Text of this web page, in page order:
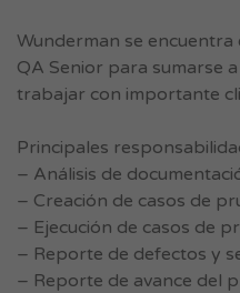
Wunderman se
QA Senior para sumarse
trabajar con importante
Principales
– Análisis de
– Creación de casos de
– Ejecución de casos de
– Reporte de defectos y
– Reporte de avance del